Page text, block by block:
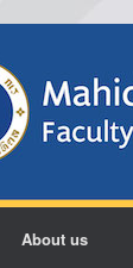
About us